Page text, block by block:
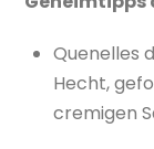
Quenelles
Hecht,
cremigen